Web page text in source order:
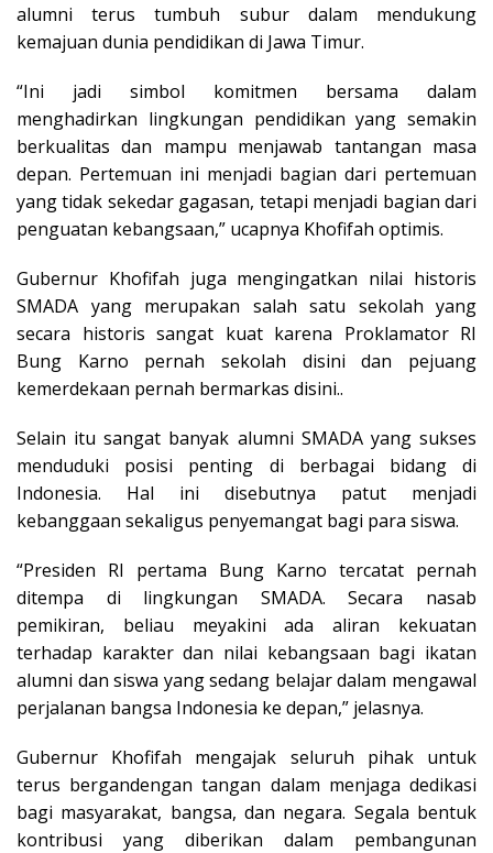
alumni terus tumbuh subur dalam mendukung
kemajuan dunia pendidikan di Jawa Timur.
“Ini jadi simbol komitmen bersama dalam
menghadirkan lingkungan pendidikan yang semakin
berkualitas dan mampu menjawab tantangan masa
depan. Pertemuan ini menjadi bagian dari pertemuan
yang tidak sekedar gagasan, tetapi menjadi bagian dari
penguatan kebangsaan,” ucapnya Khofifah optimis.
Gubernur Khofifah juga mengingatkan nilai historis
SMADA yang merupakan salah satu sekolah yang
secara historis sangat kuat karena Proklamator RI
Bung Karno pernah sekolah disini dan pejuang
kemerdekaan pernah bermarkas disini..
Selain itu sangat banyak alumni SMADA yang sukses
menduduki posisi penting di berbagai bidang di
Indonesia. Hal ini disebutnya patut menjadi
kebanggaan sekaligus penyemangat bagi para siswa.
“Presiden RI pertama Bung Karno tercatat pernah
ditempa di lingkungan SMADA. Secara nasab
pemikiran, beliau meyakini ada aliran kekuatan
terhadap karakter dan nilai kebangsaan bagi ikatan
alumni dan siswa yang sedang belajar dalam mengawal
perjalanan bangsa Indonesia ke depan,” jelasnya.
Gubernur Khofifah mengajak seluruh pihak untuk
terus bergandengan tangan dalam menjaga dedikasi
bagi masyarakat, bangsa, dan negara. Segala bentuk
kontribusi yang diberikan dalam pembangunan